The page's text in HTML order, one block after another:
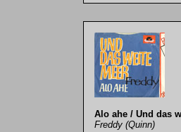
Alo ahe / Und das
Freddy (Quinn)